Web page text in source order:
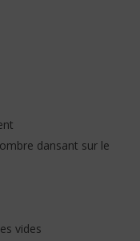
dansant sur le
vides